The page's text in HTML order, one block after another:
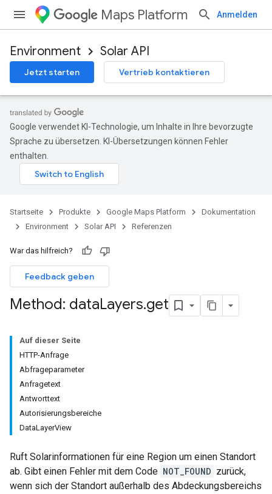
Maps Platform Anmelden
Environment Solar API
Jetzt starten Vertrieb kontaktieren
Google verwendet KI-Technologie, um Inhalte in Ihre bevorzugte
Sprache zu übersetzen. KI-Übersetzungen können Fehler
enthalten.
Startseite Produkte Google Maps Platform
Dokumentation
Environment
Solar API Referenzen
War das hilfreich?
Feedback geben
Method: dataLayers.get
Auf dieser Seite
HTTP-Anfrage
Abfrageparameter
Anfragetext
Antworttext
Autorisierungsbereiche
DataLayerView
Ruft Solarinformationen für eine Region um einen Standort
ab. Gibt einen Fehler mit dem Code NOT_FOUND zurück,
wenn sich der Standort außerhalb des Abdeckungsbereichs